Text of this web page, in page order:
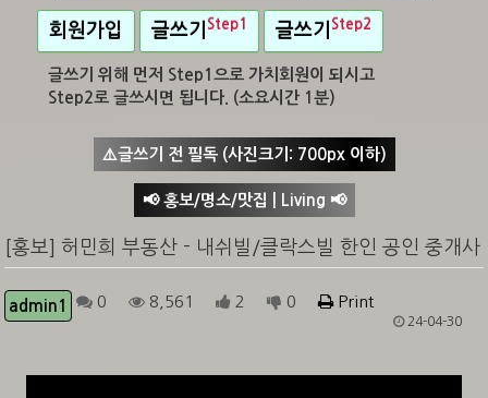
회원가입 글쓰기 Step1 글쓰기 Step2
글쓰기 위해 먼저 Step1으로 가치회원이 되시고
Step2로 글쓰시면 됩니다. (소요시간 1분)
⚠️글쓰기 전 필독 (사진크기: 700px 이하)
📢 홍보/명소/맛집 | Living 📢
[홍보] 허민희 부동산 - 내쉬빌/클락스빌 한인 공인 중개사
admin1 0 8,561 2 0 Print
24-04-30